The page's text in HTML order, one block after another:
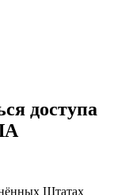
доступа
Штатах